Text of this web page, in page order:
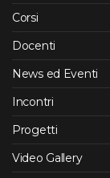
Corsi
Docenti
News ed Eventi
Incontri
Progetti
Video Gallery